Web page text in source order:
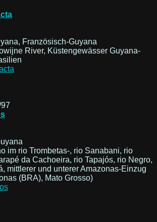
Französisch-Guyana
River, Küstengewässer Guyana-
im rio Trombetas-, rio Sanabani, rio
da Cachoeira, rio Tapajós, rio Negro,
mittlerer und unterer Amazonas-Einzug
(BRA), Mato Grosso)